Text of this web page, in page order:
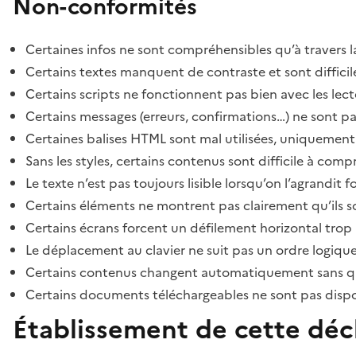
Certaines infos ne sont compréhensibles qu’à travers
Certains textes manquent de contraste et sont
Certains scripts ne fonctionnent pas bien avec les
Certains messages (erreurs, confirmations…) ne sont
Certaines balises HTML sont mal utilisées,
Sans les styles, certains contenus sont difficile à
Le texte n’est pas toujours lisible lorsqu’on l’agrandit
Certains éléments ne montrent pas clairement qu’ils
Certains écrans forcent un défilement horizontal
Le déplacement au clavier ne suit pas un ordre
Certains contenus changent automatiquement sans
Certains documents téléchargeables ne sont pas
Établissement de cette